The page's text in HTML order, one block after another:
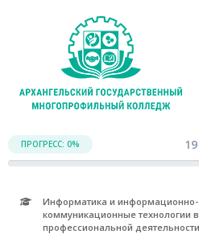
ПРОГРЕСС: 0%
Информатика и информационно-
коммуникационные технологии в
профессиональной деятельности